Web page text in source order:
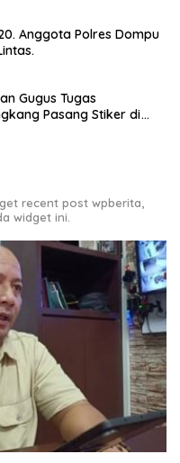
Anggota Polres Dompu
Gugus Tugas
Pasang Stiker di
recent post wpberita,
widget ini.